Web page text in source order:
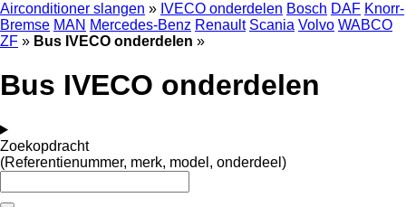
Airconditioner slangen » IVECO onderdelen Bosch DAF Knorr-
Bremse MAN Mercedes-Benz Renault Scania Volvo WABCO
ZF » Bus IVECO onderdelen »
Bus IVECO onderdelen
Zoekopdracht
(Referentienummer, merk, model, onderdeel)